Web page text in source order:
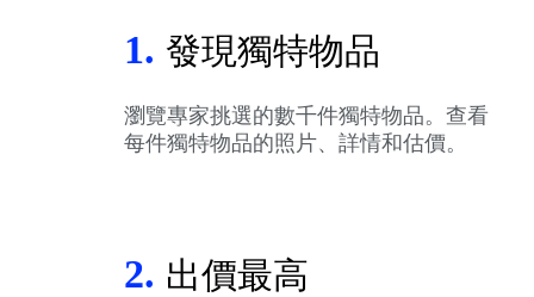
1. 發現獨特物品
瀏覽專家挑選的數千件獨特物品。查看
每件獨特物品的照片、詳情和估價。
2. 出價最高